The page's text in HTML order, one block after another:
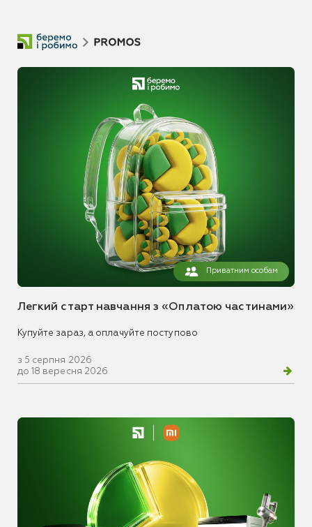
Приватним особам
Легкий старт навчання з «Оплатою частинами»
Купуйте зараз, а оплачуйте поступово
з 5 серпня 2026
до 18 вересня 2026